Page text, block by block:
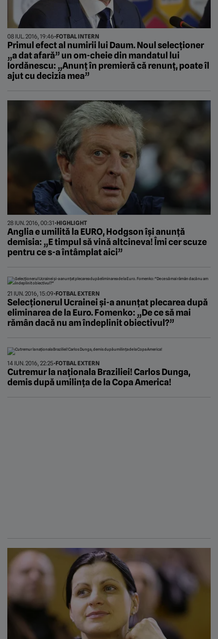
08 IUL. 2016, 19:46•FOTBAL INTERN
Primul efect al numirii lui Daum. Noul selecționer
„a dat afară” un om-cheie din mandatul lui
Iordănescu: „Anunț în premieră că renunț, poate îl
ajut cu decizia mea”
28 IUN. 2016, 00:31•HIGHLIGHT
Anglia e umilită la EURO, Hodgson își anunță
demisia: „E timpul să vină altcineva! Îmi cer scuze
pentru ce s-a întâmplat aici”
21 IUN. 2016, 15:09•FOTBAL EXTERN
Selecționerul Ucrainei și-a anunțat plecarea după
eliminarea de la Euro. Fomenko: „De ce să mai
rămân dacă nu am îndeplinit obiectivul?”
14 IUN. 2016, 22:25•FOTBAL EXTERN
Cutremur la naționala Braziliei! Carlos Dunga,
demis după umilința de la Copa America!